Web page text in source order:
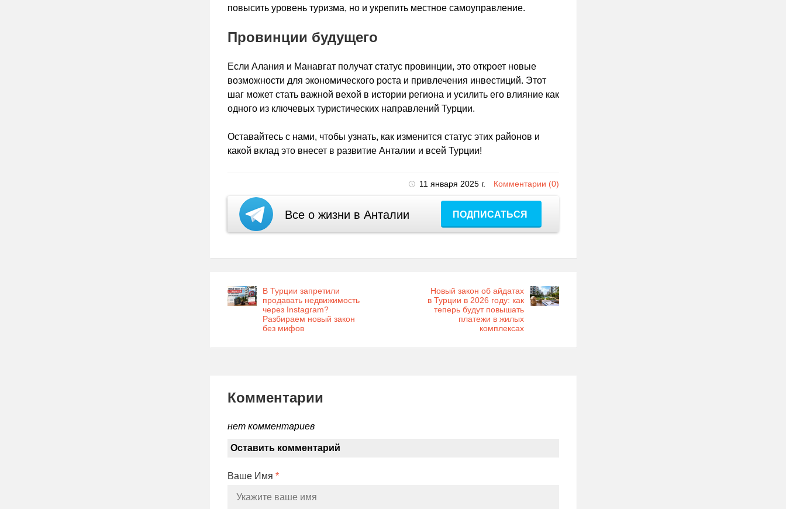
повысить уровень туризма, но и укрепить местное самоуправление.
Провинции будущего
Если Алания и Манавгат получат статус провинции, это откроет новые
возможности для экономического роста и привлечения инвестиций. Этот
шаг может стать важной вехой в истории региона и усилить его влияние как
одного из ключевых туристических направлений Турции.
Оставайтесь с нами, чтобы узнать, как изменится статус этих районов и
какой вклад это внесет в развитие Анталии и всей Турции!
11 января 2025 г. Комментарии (0)
Все о жизни в Анталии ПОДПИСАТЬСЯ
В Турции запретили
продавать недвижимость
через Instagram?
Разбираем новый закон
без мифов
Новый закон об айдатах
в Турции в 2026 году: как
теперь будут повышать
платежи в жилых
комплексах
Комментарии
нет комментариев
Оставить комментарий
Ваше Имя *